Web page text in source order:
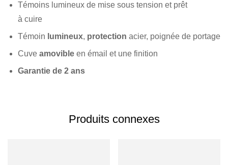
Témoins lumineux de mise sous tension et prêt
à cuire
Témoin lumineux, protection acier, poignée de portage
Cuve amovible en émail et une finition
Garantie de 2 ans
Produits connexes